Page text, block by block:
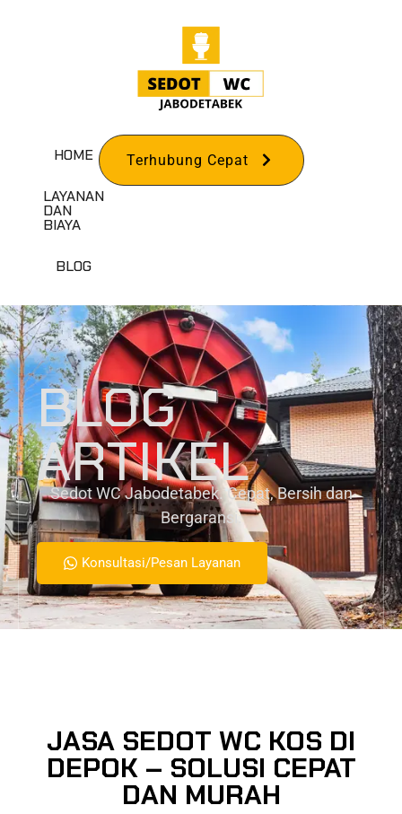
HOME
LAYANAN
DAN
BIAYA
BLOG
Terhubung Cepat
BLOG
ARTIKEL
Sedot WC Jabodetabek. Cepat, Bersih dan
Bergaransi.
Konsultasi/Pesan Layanan
JASA SEDOT WC KOS DI
DEPOK – SOLUSI CEPAT
DAN MURAH